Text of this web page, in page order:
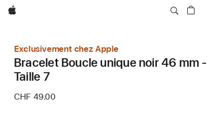
Apple
Exclusivement chez Apple
Bracelet Boucle unique noir 46 mm -
Taille 7
CHF 49.00